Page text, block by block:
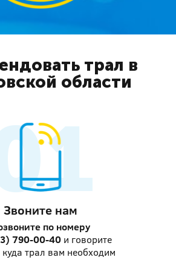
трал в
области
Звоните нам
по номеру
790-00-40 и говорите
куда трал вам необходим